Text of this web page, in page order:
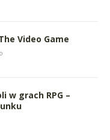
Video Game
w grach RPG –